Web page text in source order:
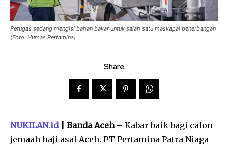
Petugas sedang mengisi bahan bakar untuk salah satu maskapai penerbangan
(Foto: Humas Pertamina)
Share
NUKILAN.id| Banda Aceh– Kabar baik bagi calon
jemaah haji asal Aceh. PT Pertamina Patra Niaga